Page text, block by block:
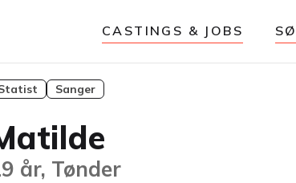
CASTINGS & JOBS
Sanger
år, Tønder